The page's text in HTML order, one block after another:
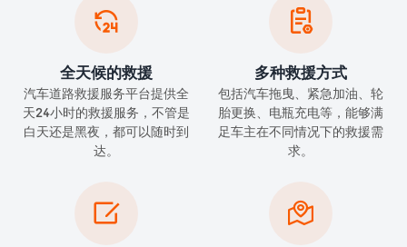

全天候的救援
汽车道路救援服务平台提供全
天24小时的救援服务，不管是
白天还是黑夜，都可以随时到
达。

多种救援方式
包括汽车拖曳、紧急加油、轮
胎更换、电瓶充电等，能够满
足车主在不同情况下的救援需
求。
 